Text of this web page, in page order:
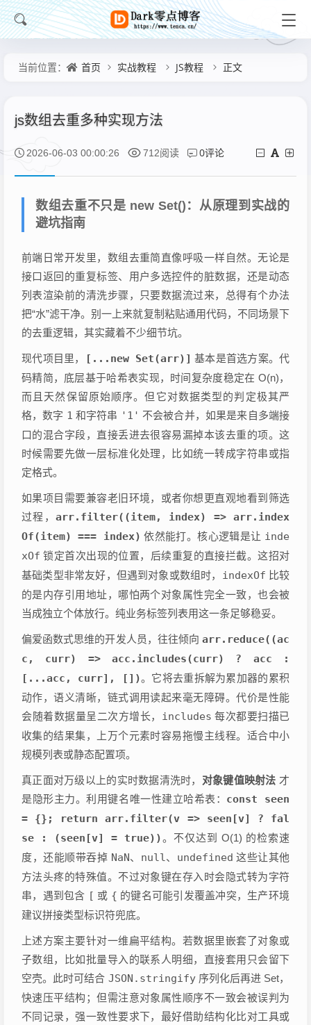
当前位置： 首页 实战教程 JS教程 正文
js数组去重多种实现方法
2026-06-03 00:00:26 712阅读 0评论
数组去重不只是 new Set()：从原理到实战的
避坑指南
前端日常开发里，数组去重简直像呼吸一样自然。无论是
接口返回的重复标签、用户多选控件的脏数据，还是动态
列表渲染前的清洗步骤，只要数据流过来，总得有个办法
把“水”滤干净。别一上来就复制粘贴通用代码，不同场景下
的去重逻辑，其实藏着不少细节坑。
现代项目里， [...new Set(arr)] 基本是首选方案。代
码精简，底层基于哈希表实现，时间复杂度稳定在 O(n)，
而且天然保留原始顺序。但它对数据类型的判定极其严
格，数字 1 和字符串 '1' 不会被合并，如果是来自多端接
口的混合字段，直接丢进去很容易漏掉本该去重的项。这
时候需要先做一层标准化处理，比如统一转成字符串或指
定格式。
如果项目需要兼容老旧环境，或者你想更直观地看到筛选
过程， arr.filter((item, index) => arr.index
Of(item) === index) 依然能打。核心逻辑是让 inde
xOf 锁定首次出现的位置，后续重复的直接拦截。这招对
基础类型非常友好，但遇到对象或数组时， indexOf 比较
的是内存引用地址，哪怕两个对象属性完全一致，也会被
当成独立个体放行。纯业务标签列表用这一条足够稳妥。
偏爱函数式思维的开发人员，往往倾向 arr.reduce((ac
c, curr) => acc.includes(curr) ? acc :
[...acc, curr], [])。它将去重拆解为累加器的累积
动作，语义清晰，链式调用读起来毫无障碍。代价是性能
会随着数据量呈二次方增长， includes 每次都要扫描已
收集的结果集，上万个元素时容易拖慢主线程。适合中小
规模列表或静态配置项。
真正面对万级以上的实时数据清洗时， 对象键值映射法 才
是隐形主力。利用键名唯一性建立哈希表： const seen
= {}; return arr.filter(v => seen[v] ? fal
se : (seen[v] = true))。不仅达到 O(1) 的检索速
度，还能顺带吞掉 NaN、 null、 undefined 这些让其他
方法头疼的特殊值。不过对象键在存入时会隐式转为字符
串，遇到包含 [ 或 { 的键名可能引发覆盖冲突，生产环境
建议拼接类型标识符兜底。
上述方案主要针对一维扁平结构。若数据里嵌套了对象或
子数组，比如批量导入的联系人明细，直接套用只会留下
空壳。此时可结合 JSON.stringify序列化后再进 Set，
快速压平结构；但需注意对象属性顺序不一致会被误判为
不同记录，强一致性要求下，最好借助结构化比对工具或